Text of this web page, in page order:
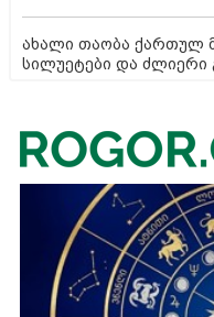
ახალი თაობა ქართულ
სილუეტები და ძლიერი